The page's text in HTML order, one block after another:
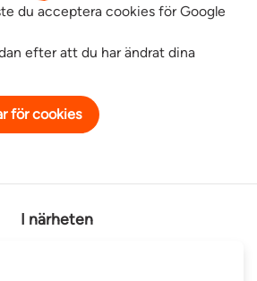
du acceptera cookies för Google
efter att du har ändrat dina
för cookies
I närheten